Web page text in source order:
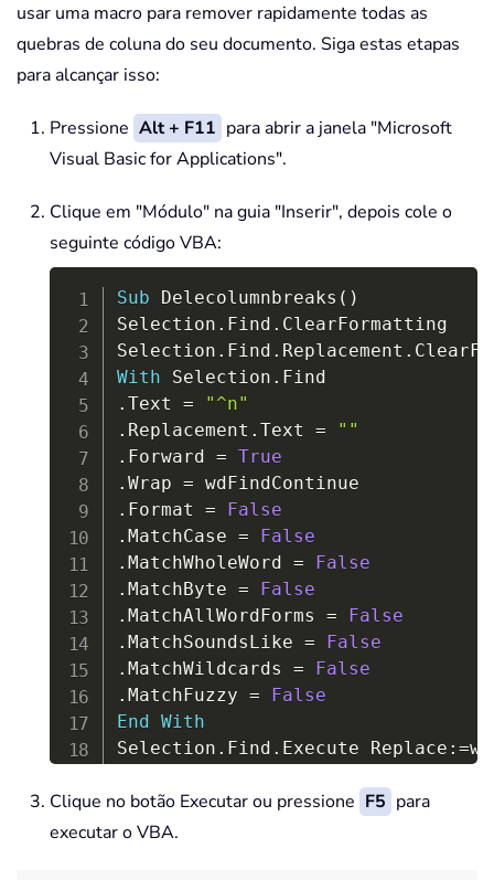
usar uma macro para remover rapidamente todas as
quebras de coluna do seu documento. Siga estas etapas
para alcançar isso:
Pressione Alt + F11 para abrir a janela "Microsoft
Visual Basic for Applications".
Clique em "Módulo" na guia "Inserir", depois cole o
seguinte código VBA:
Sub Delecolumnbreaks ( )
Selection . Find . ClearFormatting
Selection . Find . Replacement .
With Selection .
. Text =
"^n"
. Replacement . Text =
""
. Forward = True
. Wrap =
. Format =
False
. MatchCase =
False
. MatchWholeWord =
False
. MatchByte =
False
. MatchAllWordForms =
False
. MatchSoundsLike =
False
. MatchWildcards =
False
. MatchFuzzy =
False
End
With
Selection . Find . Execute Replace : =
Clique no botão Executar ou pressione F5 para
executar o VBA.